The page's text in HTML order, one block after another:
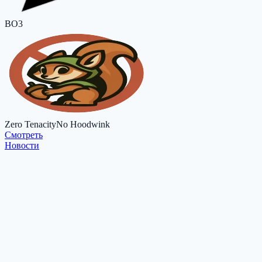
BO3
Zero TenacityNo Hoodwink
Cмотреть
Новости